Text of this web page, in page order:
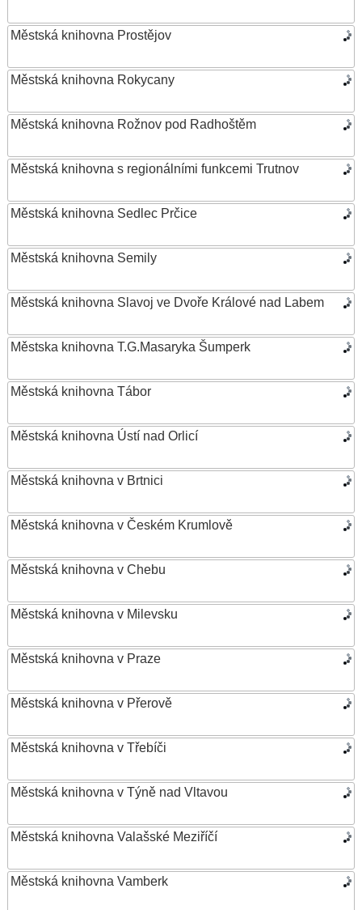
Městská knihovna Prostějov
Městská knihovna Rokycany
Městská knihovna Rožnov pod Radhoštěm
Městská knihovna s regionálními funkcemi Trutnov
Městská knihovna Sedlec Prčice
Městská knihovna Semily
Městská knihovna Slavoj ve Dvoře Králové nad Labem
Městska knihovna T.G.Masaryka Šumperk
Městská knihovna Tábor
Městská knihovna Ústí nad Orlicí
Městská knihovna v Brtnici
Městská knihovna v Českém Krumlově
Městská knihovna v Chebu
Městská knihovna v Milevsku
Městská knihovna v Praze
Městská knihovna v Přerově
Městská knihovna v Třebíči
Městská knihovna v Týně nad Vltavou
Městská knihovna Valašské Meziříčí
Městská knihovna Vamberk